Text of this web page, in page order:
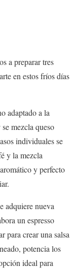
a preparar tres
en estos fríos días
adaptado a la
mezcla queso
individuales se
y la mezcla
y perfecto
adquiere nueva
un espresso
para crear una salsa
potencia los
ideal para